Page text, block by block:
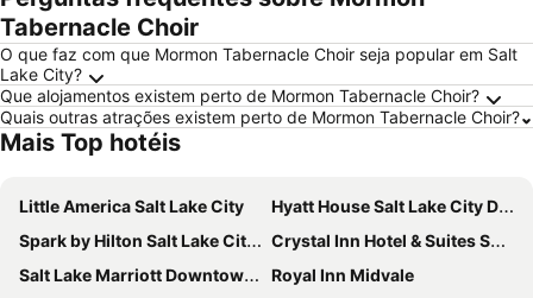
Tabernacle Choir
O que faz com que Mormon Tabernacle Choir seja popular em Salt
Lake City?
Que alojamentos existem perto de Mormon Tabernacle Choir?
Quais outras atrações existem perto de Mormon Tabernacle Choir?
Mais Top hotéis
Little America Salt Lake City
Hyatt House Salt Lake City Downtown
Spark by Hilton Salt Lake City Central
Crystal Inn Hotel & Suites Salt Lake City
Salt Lake Marriott Downtown at City Creek
Royal Inn Midvale